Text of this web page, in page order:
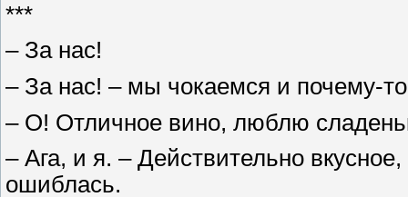
***
– За нас!
– За нас! – мы чокаемся и почему-
– О! Отличное вино, люблю
– Ага, и я. – Действительно
ошиблась.